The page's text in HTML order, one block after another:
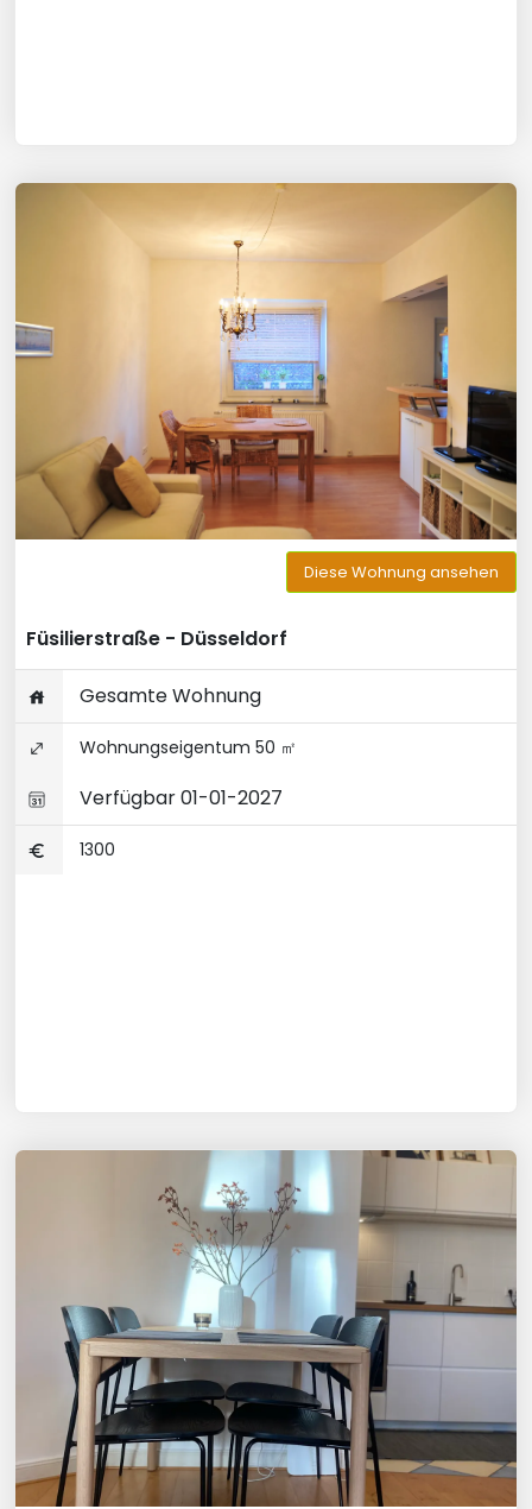
Diese Wohnung ansehen
Füsilierstraße - Düsseldorf
Gesamte Wohnung
Wohnungseigentum 50 ㎡
Verfügbar 01-01-2027
1300